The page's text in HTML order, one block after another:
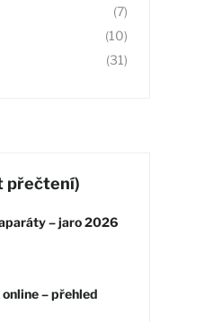
(7)
(10)
(31)
přečtení)
– jaro 2026
– přehled